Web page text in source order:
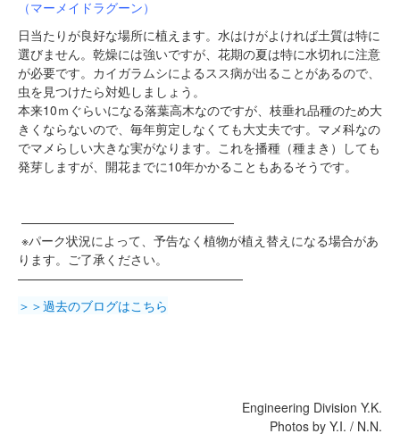
（マーメイドラグーン）
日当たりが良好な場所に植えます。水はけがよければ土質は特に
選びません。乾燥には強いですが、花期の夏は特に水切れに注意
が必要です。カイガラムシによるスス病が出ることがあるので、
虫を見つけたら対処しましょう。
本来10ｍぐらいになる落葉高木なのですが、枝垂れ品種のため大
きくならないので、毎年剪定しなくても大丈夫です。マメ科なの
でマメらしい大きな実がなります。これを播種（種まき）しても
発芽しますが、開花までに10年かかることもあるそうです。
—————————————————
※パーク状況によって、予告なく植物が植え替えになる場合があ
ります。ご了承ください。
——————————————————
＞＞過去のブログはこちら
Engineering Division Y.K.
Photos by Y.I. / N.N.